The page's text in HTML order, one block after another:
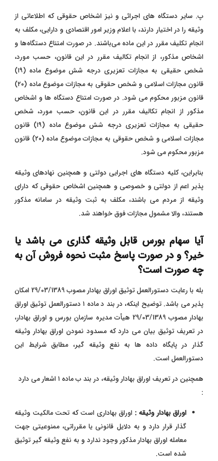
پ. سایر دستگاه ‌های اجرائی و نیز اشخاص حقوقی که اطلاعاتی از
وثیقه را در اختیار دارند، با اعلام وزیر امور اقتصادی و دارایی، مکلف به
انجام تکلیف مقرر در این ماده می‌باشند. در صورت امتناع دستگاه‌ها و
اشخاص مذکور، از انجام تکالیف مقرر در این قانون، حسب مورد،
شخص حقیقی به مجازات تعزیری درجه شش موضوع ماده (۱۹)
قانون مجازات اسلامی و شخص حقوقی به مجازات موضوع ماده (۲۰)
قانون مزبور محکوم می‌ شود. در صورت امتناع دستگاه‌ ها و اشخاص
مذکور از انجام تکالیف مقرر در این قانون، حسب مورد، شخص
حقیقی به مجازات تعزیری درجه شش موضوع ماده (۱۹) قانون
مجازات اسلامی و شخص حقوقی به مجازات موضوع ماده (۲۰) قانون
مزبور محکوم می ‌شود.
بنابراین، کلیه دستگاه‌ های اجرایی دولتی و همچنین نهادهای وثیقه
‌پذیر اعم از دولتی و خصوصی و همچنین اشخاص حقوقی که دارای
وثیقه از مردم می ‌باشند، مکلف به ثبت وثیقه در سامانه مذکور
هستند، والا مشمول مجازات فوق خواهند شد.
آیا سهام بورس قابل وثیقه گذاری می باشد یا
خیر؟ و در صورت پاسخ مثبت نحوه فروش آن به
چه صورت است؟
بله با رعایت دستورالعمل توثیق اوراق بهادار مصوب 29/03/1389 امکان
پذیر می باشد. توضیح اینکه، در بند د ماده ۱ دستورالعمل توثیق اوراق
بهادار مصوب 29/03/1389 هیأت مدیره سازمان بورس و اوراق بهادار،
در تعریف توثیق بیان می‌ دارد که مسدود نمودن اوراق بهادار وثیقه‌
گذار در پایگاه داده ‌ها به نفع وثیقه‌ گیر، مطابق شرایط این
دستورالعمل است.
همچنین در تعریف اوراق بهادار وثیقه، در بند ب ماده ۱ اشعار می ‌دارد
:
اوراق بهادار وثیقه : اوراق بهاداری است که تحت مالکیت وثیقه‌
گذار قرار دارد و به دلایل قانونی یا مقرراتی، ممنوعیتی جهت
معامله اوراق بهادار مذکور وجود ندارد و به نفع وثیقه‌ گیر توثیق
شده است.